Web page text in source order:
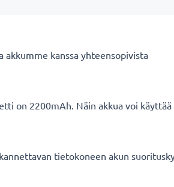
kanssa yhteensopivista
on 2200mAh. Näin akkua voi käyttää
tietokoneen akun